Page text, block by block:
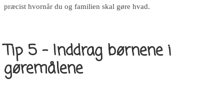
præcist hvornår du og familien skal gøre hvad.
Tip 5 – Inddrag børnene i
gøremålene